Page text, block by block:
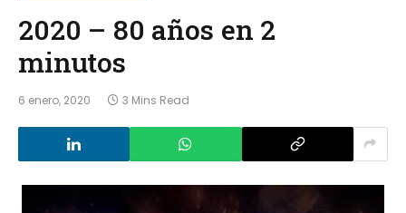
2020 – 80 años en 2
minutos
6 enero, 2020 3 Mins Read